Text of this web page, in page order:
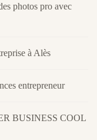
photos pro avec
à Alès
entrepreneur
BUSINESS COOL